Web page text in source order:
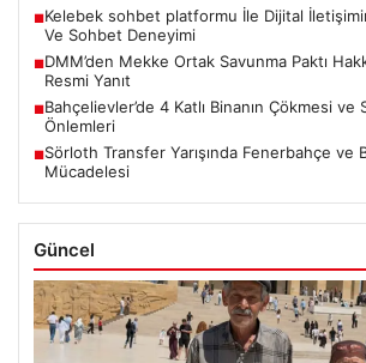
■Kelebek sohbet platformu İle Dijital
Ve Sohbet Deneyimi
■DMM’den Mekke Ortak Savunma Paktı
Resmi Yanıt
■Bahçelievler’de 4 Katlı Binanın Çökmesi ve
Önlemleri
■Sörloth Transfer Yarışında Fenerbahçe ve
Mücadelesi
Güncel